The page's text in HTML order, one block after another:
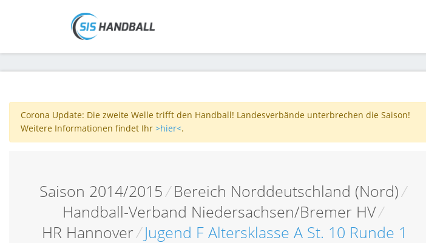
Corona Update: Die zweite Welle trifft den Handball! Landesverbände unterbrechen die Saison!
Weitere Informationen findet Ihr >hier<.
Saison 2014/2015/ Bereich Norddeutschland (Nord)/
Handball-Verband Niedersachsen/Bremer HV/
HR Hannover/ Jugend F Altersklasse A St. 10 Runde 1